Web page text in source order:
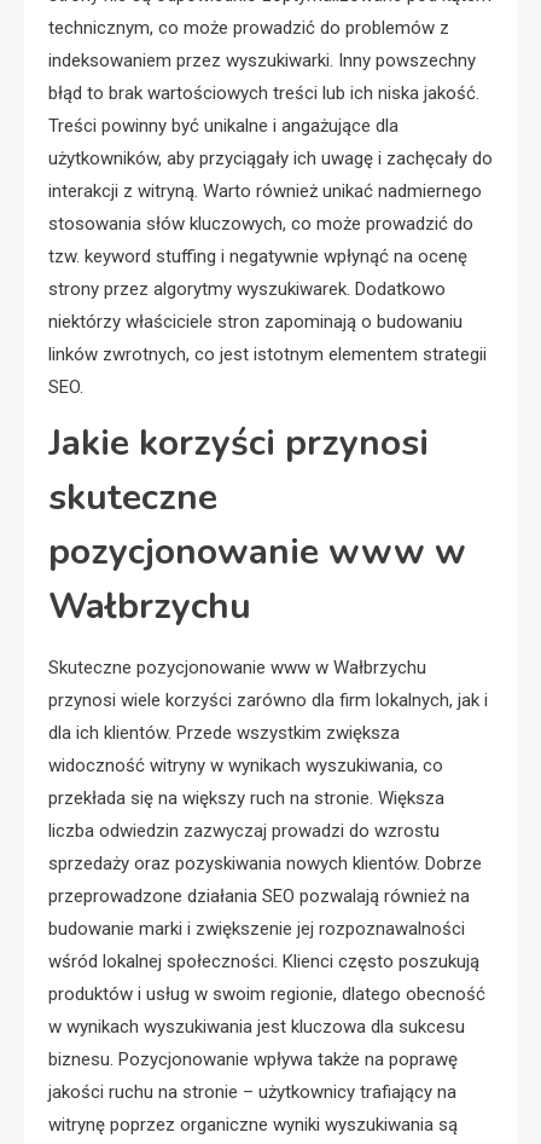
technicznym, co może prowadzić do problemów z
indeksowaniem przez wyszukiwarki. Inny powszechny
błąd to brak wartościowych treści lub ich niska jakość.
Treści powinny być unikalne i angażujące dla
użytkowników, aby przyciągały ich uwagę i zachęcały do
interakcji z witryną. Warto również unikać nadmiernego
stosowania słów kluczowych, co może prowadzić do
tzw. keyword stuffing i negatywnie wpłynąć na ocenę
strony przez algorytmy wyszukiwarek. Dodatkowo
niektórzy właściciele stron zapominają o budowaniu
linków zwrotnych, co jest istotnym elementem strategii
SEO.
Jakie korzyści przynosi
skuteczne
pozycjonowanie www w
Wałbrzychu
Skuteczne pozycjonowanie www w Wałbrzychu
przynosi wiele korzyści zarówno dla firm lokalnych, jak i
dla ich klientów. Przede wszystkim zwiększa
widoczność witryny w wynikach wyszukiwania, co
przekłada się na większy ruch na stronie. Większa
liczba odwiedzin zazwyczaj prowadzi do wzrostu
sprzedaży oraz pozyskiwania nowych klientów. Dobrze
przeprowadzone działania SEO pozwalają również na
budowanie marki i zwiększenie jej rozpoznawalności
wśród lokalnej społeczności. Klienci często poszukują
produktów i usług w swoim regionie, dlatego obecność
w wynikach wyszukiwania jest kluczowa dla sukcesu
biznesu. Pozycjonowanie wpływa także na poprawę
jakości ruchu na stronie – użytkownicy trafiający na
witrynę poprzez organiczne wyniki wyszukiwania są